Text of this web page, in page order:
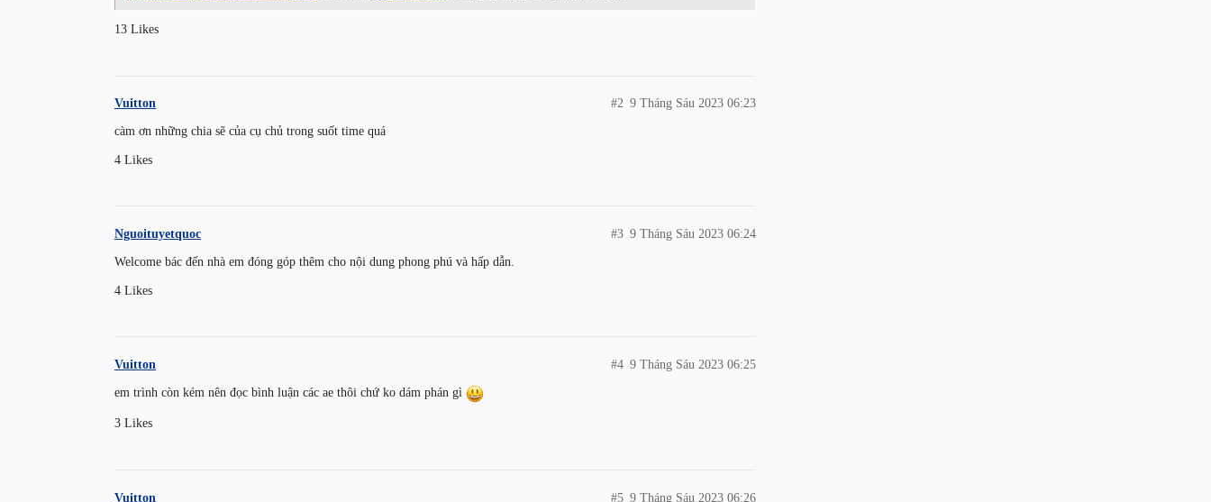
13 Likes
Vuitton 9 Tháng Sáu 2023 06:23
#2
càm ơn những chia sẽ của cụ chủ trong suốt time quá
4 Likes
Nguoituyetquoc 9 Tháng Sáu 2023 06:24
#3
Welcome bác đến nhà em đóng góp thêm cho nội dung phong phú và hấp dẫn.
4 Likes
Vuitton 9 Tháng Sáu 2023 06:25
#4
em trình còn kém nên đọc bình luận các ae thôi chứ ko dám phán gì
3 Likes
Vuitton 9 Tháng Sáu 2023 06:26
#5